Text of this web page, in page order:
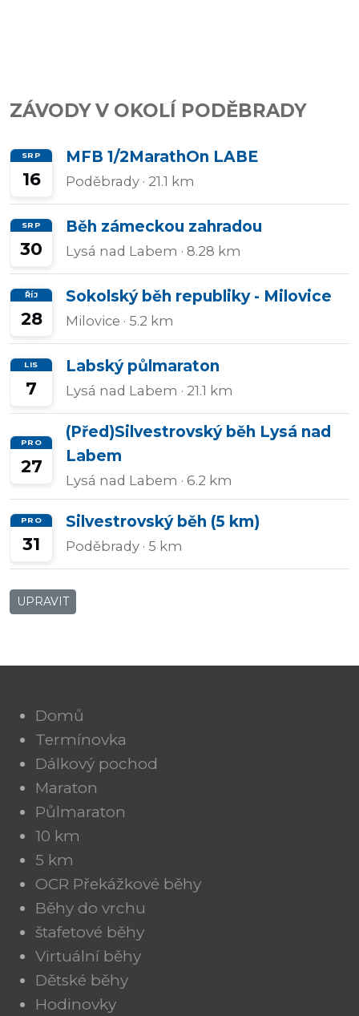
Přidat/upravit
závody
ZÁVODY V OKOLÍ PODĚBRADY
SRP
16
MFB 1/2MarathOn LABE
Poděbrady · 21.1 km
SRP
30
Běh zámeckou zahradou
Lysá nad Labem · 8.28 km
ŘÍJ
28
Sokolský běh republiky - Milovice
Milovice · 5.2 km
LIS
7
Labský půlmaraton
Lysá nad Labem · 21.1 km
PRO
27
(Před)Silvestrovský běh Lysá nad
Labem
Lysá nad Labem · 6.2 km
PRO
31
Silvestrovský běh (5 km)
Poděbrady · 5 km
UPRAVIT
Domů
Termínovka
Dálkový pochod
Maraton
Půlmaraton
10 km
5 km
OCR Překážkové běhy
Běhy do vrchu
štafetové běhy
Virtuální běhy
Dětské běhy
Hodinovky